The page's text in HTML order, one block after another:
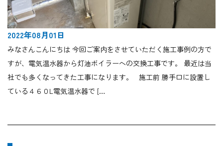
2022年08月01日
みなさんこんにちは 今回ご案内をさせていただく施工事例の方で
すが、電気温水器から灯油ボイラーへの交換工事です。 最近は当
社でも多くなってきた工事になります。 施工前 勝手口に設置し
ている４６０L電気温水器で […